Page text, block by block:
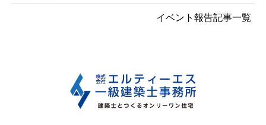
イベント報告記事一覧